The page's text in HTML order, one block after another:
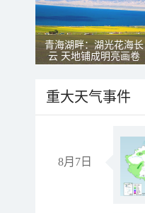
青海湖畔：湖光花海长
云 天地铺成明亮画卷
重大天气事件
8月7日